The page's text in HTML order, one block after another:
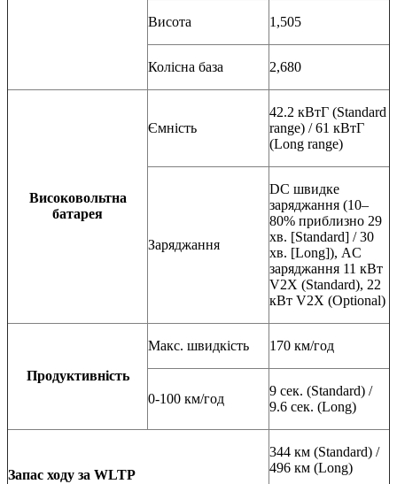
Висота 1,505
Колісна база 2,680
Високовольтна
батарея
Ємність
42.2 кВтГ (Standard
range) / 61 кВтГ
(Long range)
Заряджання
DC швидке
заряджання (10–
80% приблизно 29
хв. [Standard] / 30
хв. [Long]), AC
заряджання 11 кВт
V2X (Standard), 22
кВт V2X (Optional)
Продуктивність
Макс. швидкість 170 км/год
0-100 км/год
9 сек. (Standard) /
9.6 сек. (Long)
Запас ходу за WLTP
344 км (Standard) /
496 км (Long)